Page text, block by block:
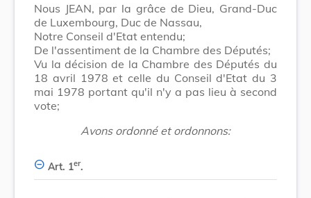
Nous JEAN, par la grâce de Dieu, Grand-Duc
de Luxembourg, Duc de Nassau,
Notre Conseil d'Etat entendu;
De l'assentiment de la Chambre des Députés;
Vu la décision de la Chambre des Députés du
18 avril 1978 et celle du Conseil d'Etat du 3
mai 1978 portant qu'il n'y a pas lieu à second
vote;
Avons ordonné et ordonnons:
Art. 1er.